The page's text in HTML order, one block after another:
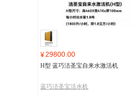
¥29800.00
H型 蓝巧洁圣宝自来水激活机
蓝巧洁圣宝活水机